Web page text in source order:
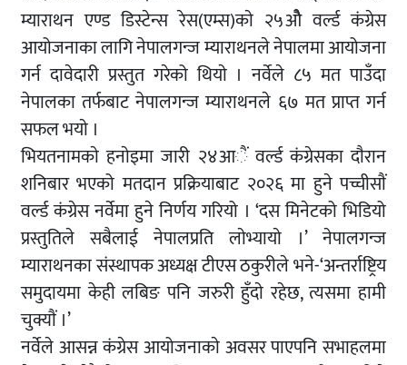
म्याराथन एण्ड डिस्टेन्स रेस(एम्स)काे २५ओै वर्ल्ड कंग्रेस
आयोजनाका लागि नेपालगन्ज म्याराथनले नेपालमा आयोजना
गर्न दावेदारी प्रस्तुत गरेको थियाे । नर्वेले ८५ मत पाउँदा
नेपालका तर्फबाट नेपालगन्ज म्याराथनले ६७ मत प्राप्त गर्न
सफल भयाे ।
भियतनामकाे हनाेइमा जारी २४आैं वर्ल्ड कंग्रेसका दाैरान
शनिबार भएको मतदान प्रक्रियाबाट २०२६ मा हुने पच्चीसाैं
वर्ल्ड कंग्रेस नर्वेमा हुने निर्णय गरियो । ‘दस मिनेटको भिडियो
प्रस्तुतिले सबैलाई नेपालप्रति लाेभ्यायाे ।’ नेपालगन्ज
म्याराथनका संस्थापक अध्यक्ष टीएस ठकुरीले भने-‘अन्तर्राष्ट्रिय
समुदायमा केही लबिङ पनि जरुरी हुँदाे रहेछ, त्यसमा हामी
चुक्याैं ।’
नर्वेले आसन्न कंग्रेस आयोजनाकाे अवसर पाएपनि सभाहलमा